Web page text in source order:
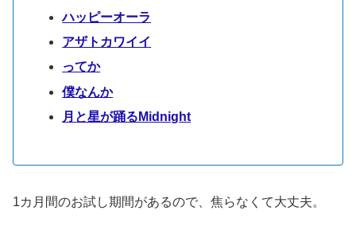
ハッピーオーラ
アザトカワイイ
ってか
僕なんか
月と星が踊るMidnight
1カ月間のお試し期間があるので、焦らなくて大丈夫。